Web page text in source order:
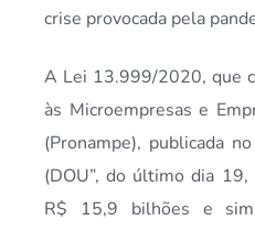
crise provocada pela
A Lei 13.999/2020, que
às Microempresas e
(Pronampe), publicada
(DOU”, do último dia
R$ 15,9 bilhões e